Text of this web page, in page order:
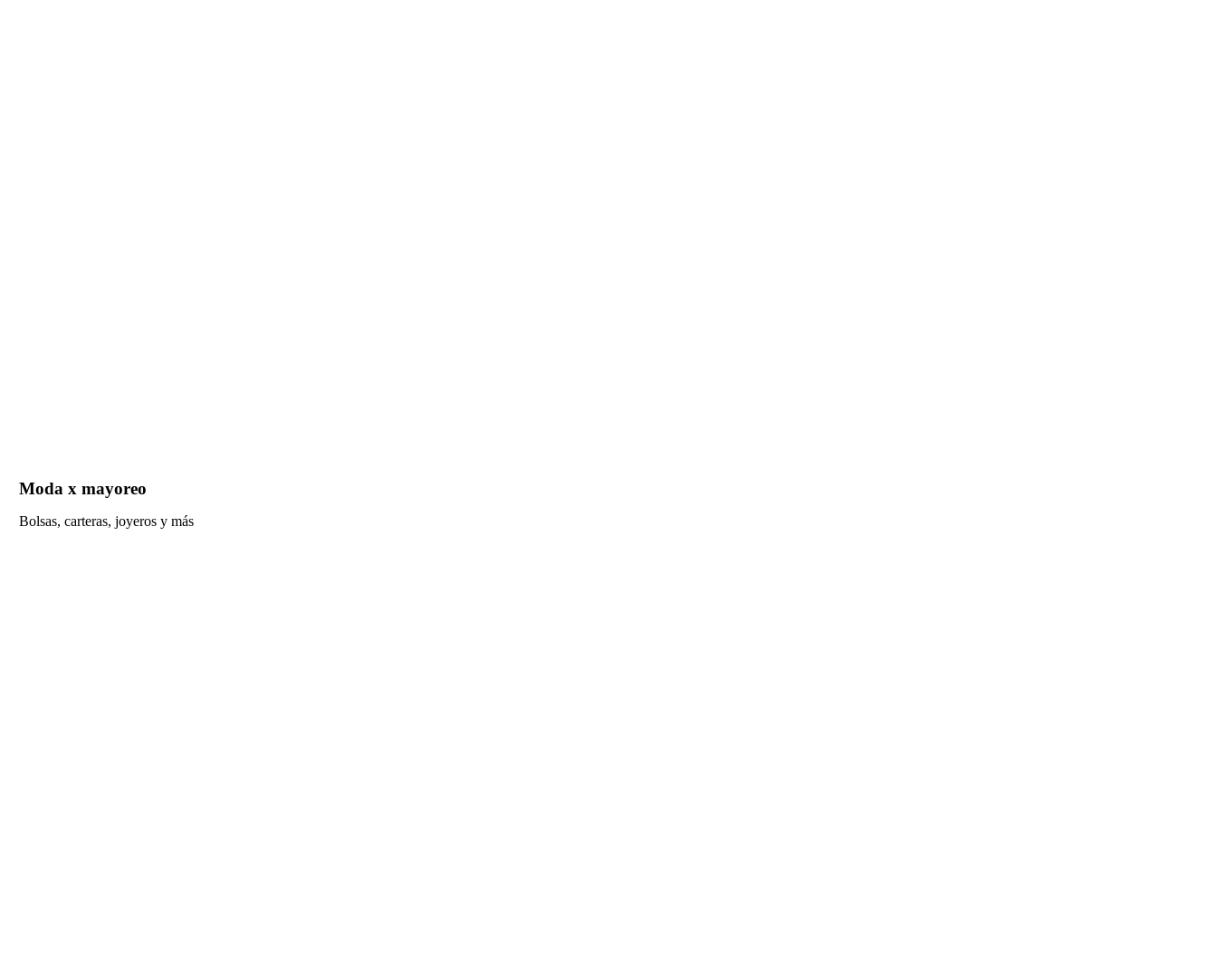
Moda x mayoreo
Bolsas, carteras, joyeros y más